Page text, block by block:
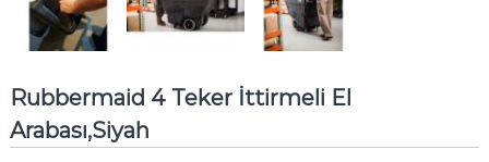
Rubbermaid 4 Teker İttirmeli El
Arabası,Siyah